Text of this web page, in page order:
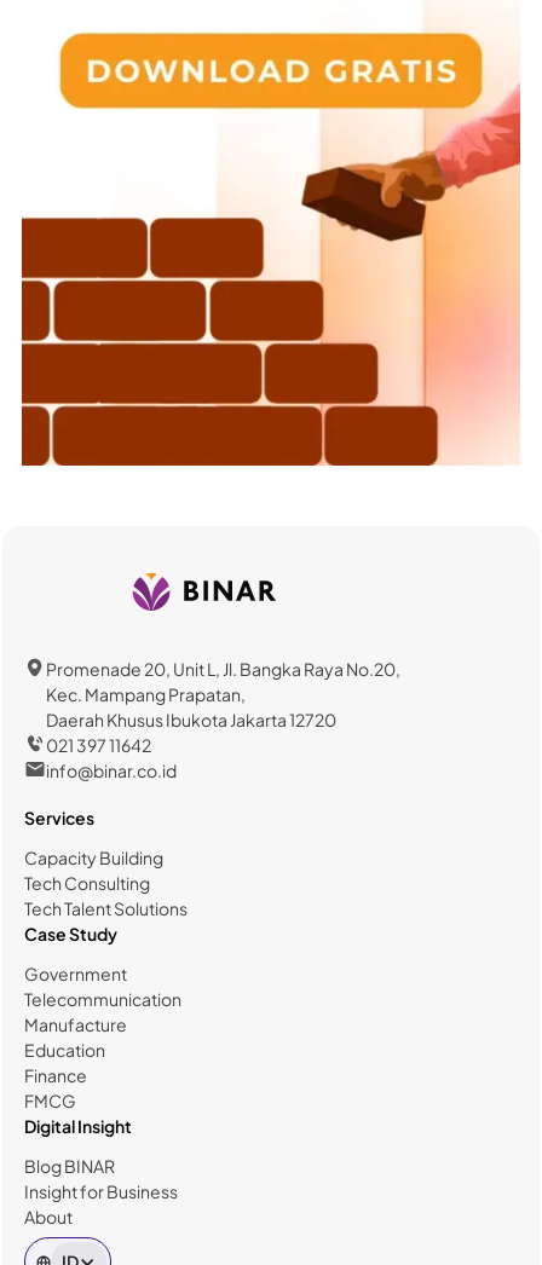
Promenade 20, Unit L, Jl. Bangka Raya No.20,
Kec. Mampang Prapatan,
Daerah Khusus Ibukota Jakarta 12720
021 397 11642
info@binar.co.id
Services
Capacity Building
Tech Consulting
Tech Talent Solutions
Case Study
Government
Telecommunication
Manufacture
Education
Finance
FMCG
Digital Insight
Blog BINAR
Insight for Business
About